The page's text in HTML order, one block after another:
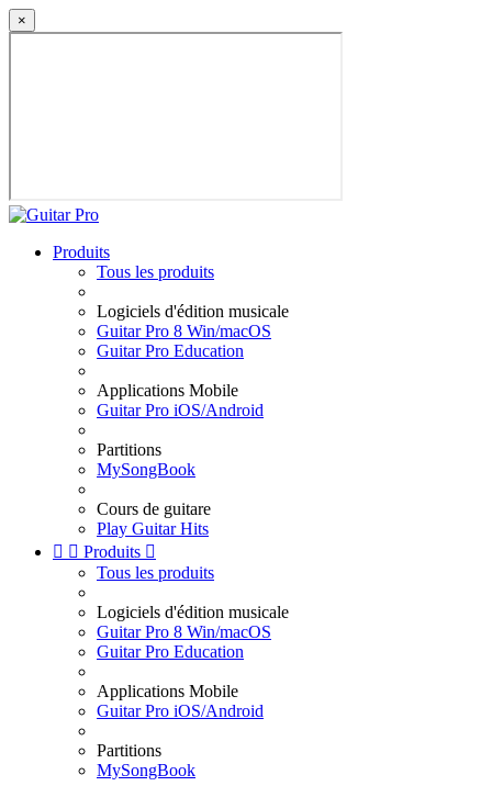
×
Produits
Tous les produits
Logiciels d'édition musicale
Guitar Pro 8 Win/macOS
Guitar Pro Education
Applications Mobile
Guitar Pro iOS/Android
Partitions
MySongBook
Cours de guitare
Play Guitar Hits
  Produits 
Tous les produits
Logiciels d'édition musicale
Guitar Pro 8 Win/macOS
Guitar Pro Education
Applications Mobile
Guitar Pro iOS/Android
Partitions
MySongBook